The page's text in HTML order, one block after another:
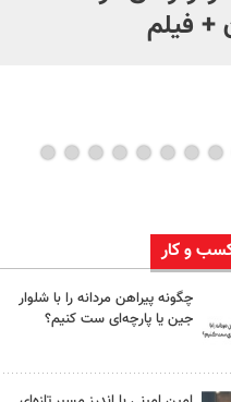
+ فیلم
کسب و کار
چگونه پیراهن مردانه را با شلوار
جین یا پارچه‌ای ست کنیم؟